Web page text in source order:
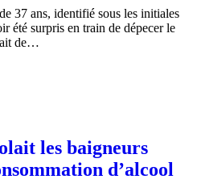
37 ans, identifié sous les initiales
été surpris en train de dépecer le
de…
les baigneurs
d’alcool